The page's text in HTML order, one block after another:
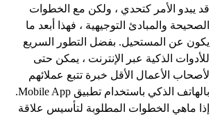
قد يبدو الأمر كتحدي ، ولكن مع الخطوات
الصحيحة والمبادئ التوجيهية ، فهذا أبعد ما
يكون عن المستحيل. بفضل التطور السريع
للأدوات الذكية عبر الإنترنت ، يمكن حتى
لأصحاب الأعمال الأقل خبرة تتبع عملائهم
بالهاتف الذكي باستخدام تطبيق Mobile App.
إذا ماهي الخطوات المطلوبة لتأسيس علاقة